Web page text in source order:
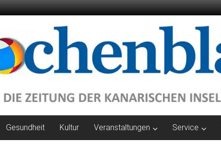
Gesundheit Kultur Veranstaltungen Service